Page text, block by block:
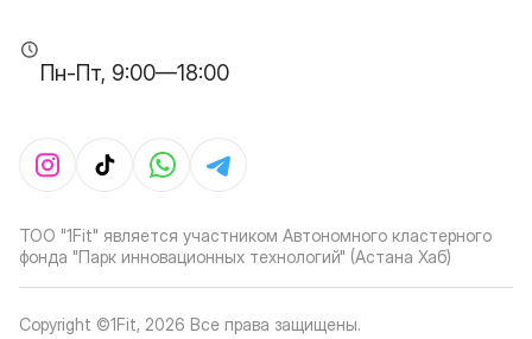
Пн-Пт, 9:00—18:00
ТОО "1Fit" является участником Автономного кластерного
фонда "Парк инновационных технологий" (Астана Хаб)
Copyright ©1Fit, 2026 Все права защищены.